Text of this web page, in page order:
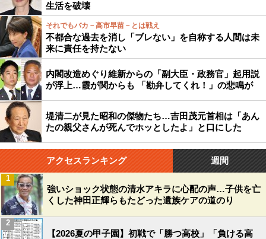
生活を破壊
それでもバカ－高市早苗－とは戦え
不都合な過去を消し「ブレない」を自称する人間は未
来に責任を持たない
内閣改造めぐり維新からの「副大臣・政務官」起用説
が浮上…霞が関からも 「勘弁してくれ！」の悲鳴が
堤清二が見た昭和の傑物たち…吉田茂元首相は「あん
たの親父さんが死んでホッとしたよ」と口にした
アクセスランキング 週間
強いショック状態の清水アキラに心配の声…子供を亡
くした神田正輝らもたどった遺族ケアの道のり
1
【2026夏の甲子園】初戦で「勝つ高校」「負ける高
2